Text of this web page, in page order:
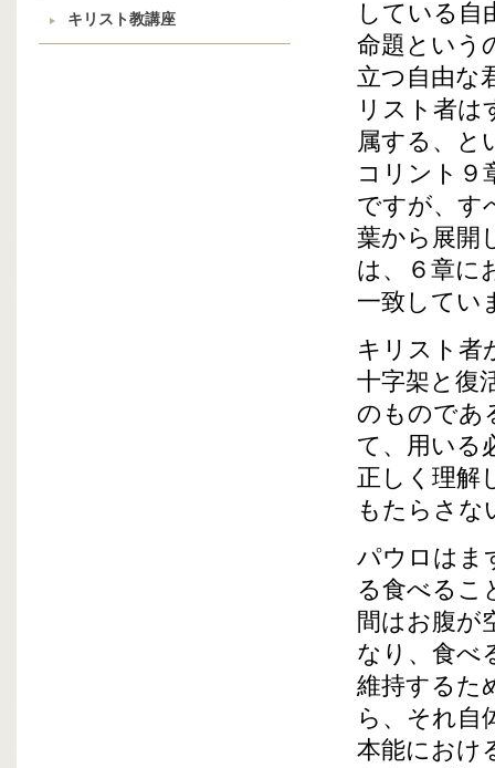
キリスト教講座
している自
命題という
立つ自由な
リスト者は
属する、と
コリント９
ですが、す
葉から展開
は、６章に
一致してい
キリスト者
十字架と復
のものであ
て、用いる
正しく理解
もたらさな
パウロはま
る食べるこ
間はお腹が
なり、食べ
維持するた
ら、それ自
本能におけ